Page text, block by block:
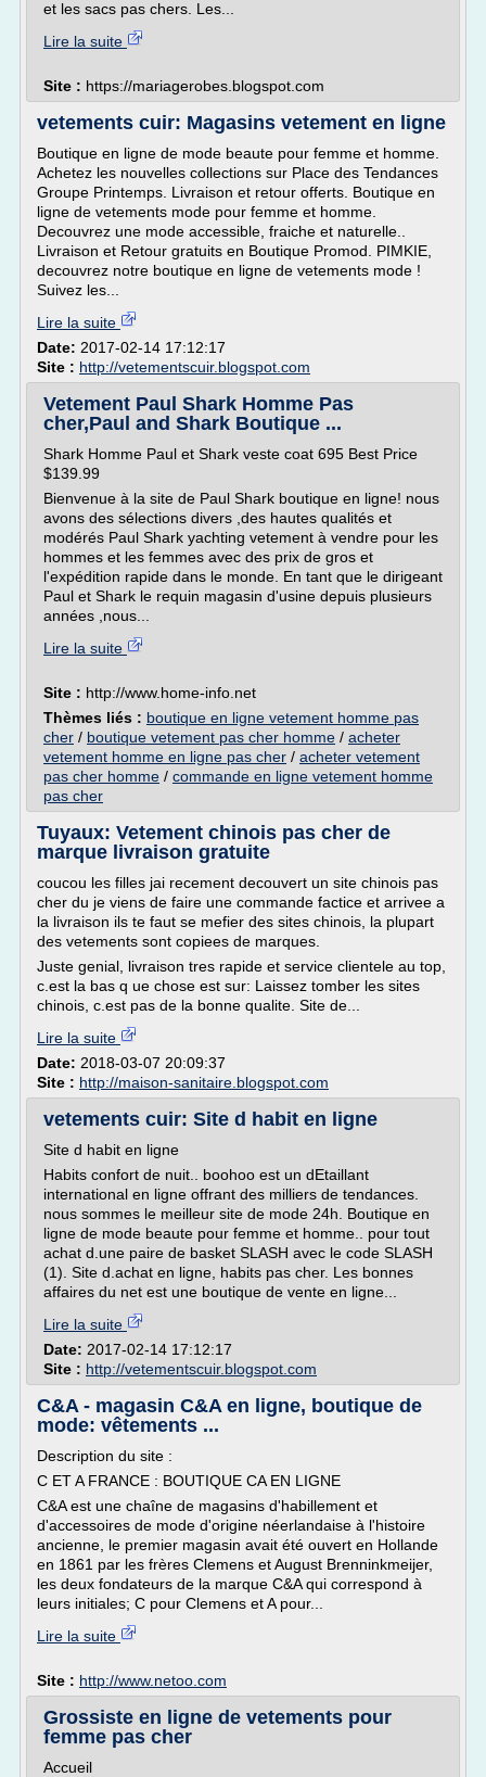
et les sacs pas chers. Les...
Lire la suite
Site : https://mariagerobes.blogspot.com
vetements cuir: Magasins vetement en ligne
Boutique en ligne de mode beaute pour femme et homme.
Achetez les nouvelles collections sur Place des Tendances
Groupe Printemps. Livraison et retour offerts. Boutique en
ligne de vetements mode pour femme et homme.
Decouvrez une mode accessible, fraiche et naturelle..
Livraison et Retour gratuits en Boutique Promod. PIMKIE,
decouvrez notre boutique en ligne de vetements mode !
Suivez les...
Lire la suite
Date: 2017-02-14 17:12:17
Site : http://vetementscuir.blogspot.com
Vetement Paul Shark Homme Pas
cher,Paul and Shark Boutique ...
Shark Homme Paul et Shark veste coat 695 Best Price
$139.99
Bienvenue à la site de Paul Shark boutique en ligne! nous
avons des sélections divers ,des hautes qualités et
modérés Paul Shark yachting vetement à vendre pour les
hommes et les femmes avec des prix de gros et
l'expédition rapide dans le monde. En tant que le dirigeant
Paul et Shark le requin magasin d'usine depuis plusieurs
années ,nous...
Lire la suite
Site : http://www.home-info.net
Thèmes liés : boutique en ligne vetement homme pas
cher / boutique vetement pas cher homme / acheter
vetement homme en ligne pas cher / acheter vetement
pas cher homme / commande en ligne vetement homme
pas cher
Tuyaux: Vetement chinois pas cher de
marque livraison gratuite
coucou les filles jai recement decouvert un site chinois pas
cher du je viens de faire une commande factice et arrivee a
la livraison ils te faut se mefier des sites chinois, la plupart
des vetements sont copiees de marques.
Juste genial, livraison tres rapide et service clientele au top,
c.est la bas q ue chose est sur: Laissez tomber les sites
chinois, c.est pas de la bonne qualite. Site de...
Lire la suite
Date: 2018-03-07 20:09:37
Site : http://maison-sanitaire.blogspot.com
vetements cuir: Site d habit en ligne
Site d habit en ligne
Habits confort de nuit.. boohoo est un dEtaillant
international en ligne offrant des milliers de tendances.
nous sommes le meilleur site de mode 24h. Boutique en
ligne de mode beaute pour femme et homme.. pour tout
achat d.une paire de basket SLASH avec le code SLASH
(1). Site d.achat en ligne, habits pas cher. Les bonnes
affaires du net est une boutique de vente en ligne...
Lire la suite
Date: 2017-02-14 17:12:17
Site : http://vetementscuir.blogspot.com
C&A - magasin C&A en ligne, boutique de
mode: vêtements ...
Description du site :
C ET A FRANCE : BOUTIQUE CA EN LIGNE
C&A est une chaîne de magasins d'habillement et
d'accessoires de mode d'origine néerlandaise à l'histoire
ancienne, le premier magasin avait été ouvert en Hollande
en 1861 par les frères Clemens et August Brenninkmeijer,
les deux fondateurs de la marque C&A qui correspond à
leurs initiales; C pour Clemens et A pour...
Lire la suite
Site : http://www.netoo.com
Grossiste en ligne de vetements pour
femme pas cher
Accueil